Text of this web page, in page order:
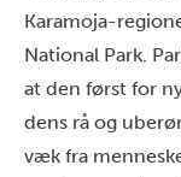
Karamoja-
National Park.
at den først for
dens rå og
væk fra